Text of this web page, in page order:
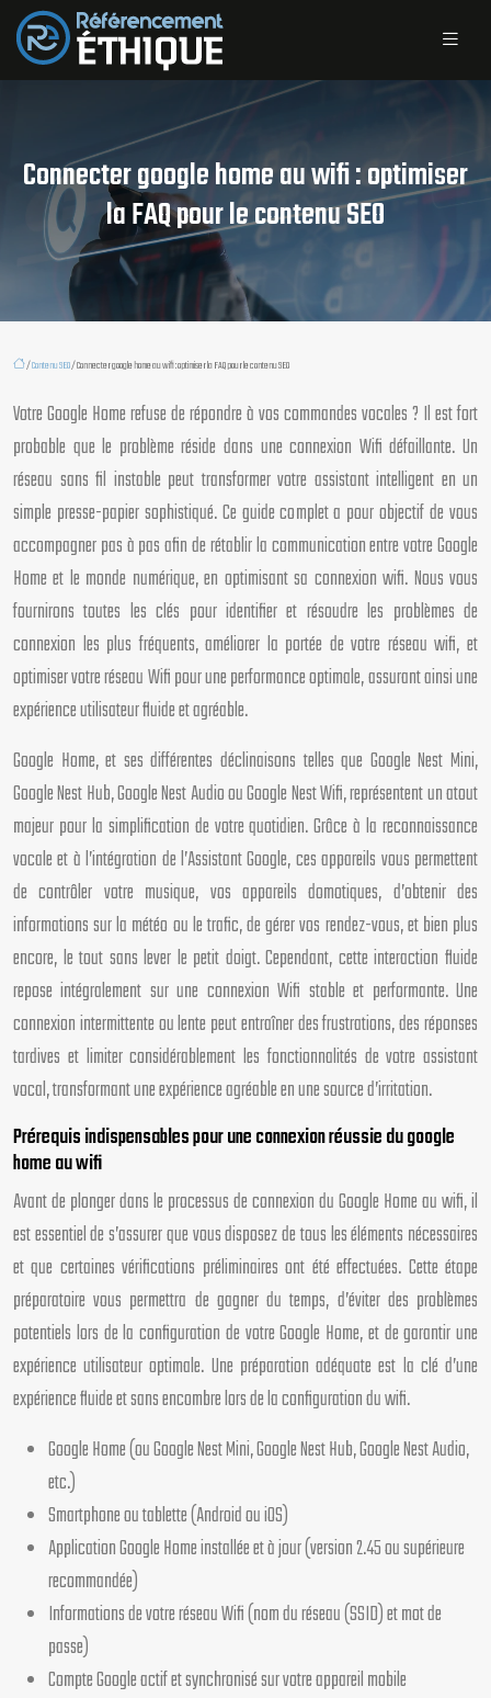
Connecter google home au wifi : optimiser
la FAQ pour le contenu SEO
/Contenu SEO/ Connecter google home au wifi : optimiser la FAQ pour le contenu SEO
Votre Google Home refuse de répondre à vos commandes vocales ? Il est fort
probable que le problème réside dans une connexion Wifi défaillante. Un
réseau sans fil instable peut transformer votre assistant intelligent en un
simple presse-papier sophistiqué. Ce guide complet a pour objectif de vous
accompagner pas à pas afin de rétablir la communication entre votre Google
Home et le monde numérique, en optimisant sa connexion wifi. Nous vous
fournirons toutes les clés pour identifier et résoudre les problèmes de
connexion les plus fréquents, améliorer la portée de votre réseau wifi, et
optimiser votre réseau Wifi pour une performance optimale, assurant ainsi une
expérience utilisateur fluide et agréable.
Google Home, et ses différentes déclinaisons telles que Google Nest Mini,
Google Nest Hub, Google Nest Audio ou Google Nest Wifi, représentent un atout
majeur pour la simplification de votre quotidien. Grâce à la reconnaissance
vocale et à l’intégration de l’Assistant Google, ces appareils vous permettent
de contrôler votre musique, vos appareils domotiques, d’obtenir des
informations sur la météo ou le trafic, de gérer vos rendez-vous, et bien plus
encore, le tout sans lever le petit doigt. Cependant, cette interaction fluide
repose intégralement sur une connexion Wifi stable et performante. Une
connexion intermittente ou lente peut entraîner des frustrations, des réponses
tardives et limiter considérablement les fonctionnalités de votre assistant
vocal, transformant une expérience agréable en une source d’irritation.
Prérequis indispensables pour une connexion réussie du google
home au wifi
Avant de plonger dans le processus de connexion du Google Home au wifi, il
est essentiel de s’assurer que vous disposez de tous les éléments nécessaires
et que certaines vérifications préliminaires ont été effectuées. Cette étape
préparatoire vous permettra de gagner du temps, d’éviter des problèmes
potentiels lors de la configuration de votre Google Home, et de garantir une
expérience utilisateur optimale. Une préparation adéquate est la clé d’une
expérience fluide et sans encombre lors de la configuration du wifi.
Google Home (ou Google Nest Mini, Google Nest Hub, Google Nest Audio,
etc.)
Smartphone ou tablette (Android ou iOS)
Application Google Home installée et à jour (version 2.45 ou supérieure
recommandée)
Informations de votre réseau Wifi (nom du réseau (SSID) et mot de
passe)
Compte Google actif et synchronisé sur votre appareil mobile